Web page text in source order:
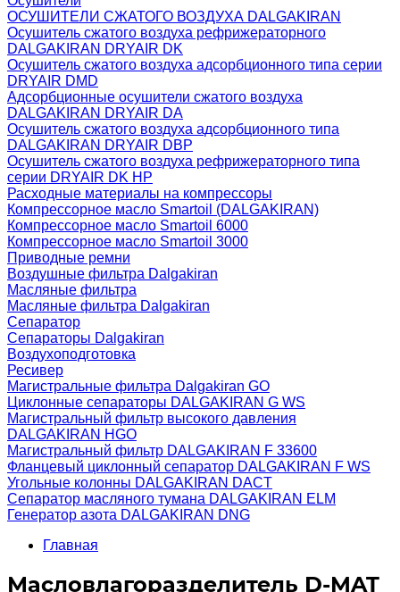
ОСУШИТЕЛИ СЖАТОГО ВОЗДУХА DALGAKIRAN
Осушитель сжатого воздуха рефрижераторного
DALGAKIRAN DRYAIR DK
Осушитель сжатого воздуха адсорбционного типа серии
DRYAIR DMD
Адсорбционные осушители сжатого воздуха
DALGAKIRAN DRYAIR DA
Осушитель сжатого воздуха адсорбционного типа
DALGAKIRAN DRYAIR DBP
Осушитель сжатого воздуха рефрижераторного типа
cерии DRYAIR DK HP
Расходные материалы на компрессоры
Компрессорное масло Smartoil (DALGAKIRAN)
Компрессорное масло Smartoil 6000
Компрессорное масло Smartoil 3000
Приводные ремни
Воздушные фильтра Dalgakiran
Масляные фильтра
Масляные фильтра Dalgakiran
Сепаратор
Сепараторы Dalgakiran
Воздухоподготовка
Ресивер
Магистральные фильтра Dalgakiran GO
Циклонные сепараторы DALGAKIRAN G WS
Магистральный фильтр высокого давления
DALGAKIRAN HGO
Магистральный фильтр DALGAKIRAN F 33600
Фланцевый циклонный сепаратор DALGAKIRAN F WS
Угольные колонны DALGAKIRAN DACT
Сепаратор масляного тумана DALGAKIRAN ELM
Генератор азота DALGAKIRAN DNG
Главная
Масловлагоразделитель D-MAT